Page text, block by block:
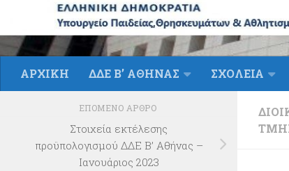
ΑΡΧΙΚΗ ΔΔΕ Β’ ΑΘΗΝΑΣ ΣΧΟΛΕΙΑ
ΕΠΌΜΕΝΟ ΆΡΘΡΟ
Στοιχεία εκτέλεσης
προϋπολογισμού ΔΔΕ Β’ Αθήνας –
Ιανουάριος 2023